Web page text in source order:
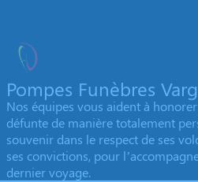
Pompes Funèbres
Nos équipes vous aident à
défunte de manière totalement
souvenir dans le respect de ses
ses convictions, pour
dernier voyage.